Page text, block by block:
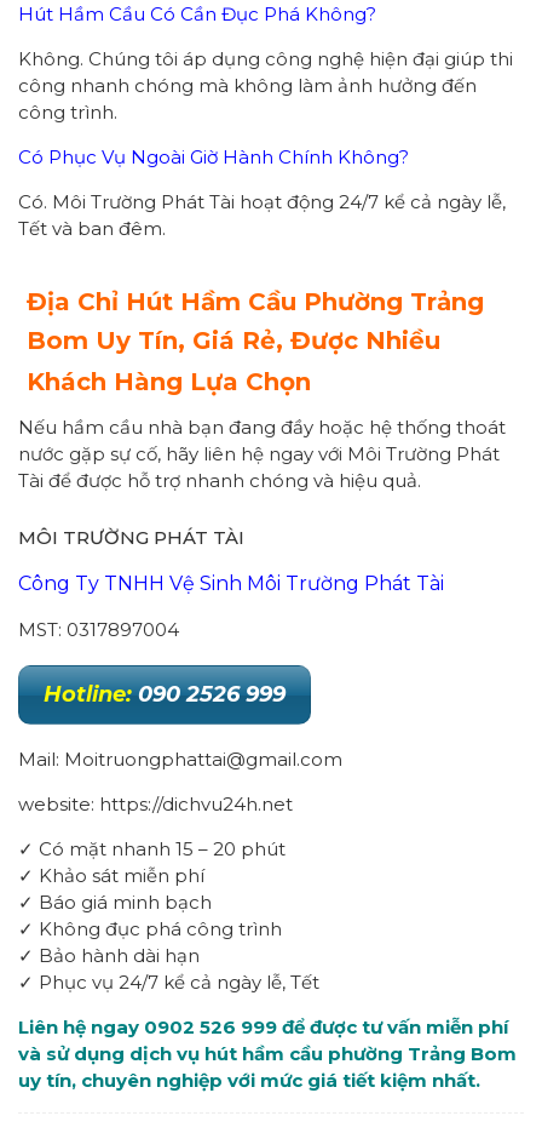
Hút Hầm Cầu Có Cần Đục Phá Không?
Không. Chúng tôi áp dụng công nghệ hiện đại giúp thi
công nhanh chóng mà không làm ảnh hưởng đến
công trình.
Có Phục Vụ Ngoài Giờ Hành Chính Không?
Có. Môi Trường Phát Tài hoạt động 24/7 kể cả ngày lễ,
Tết và ban đêm.
Địa Chỉ Hút Hầm Cầu Phường Trảng
Bom Uy Tín, Giá Rẻ, Được Nhiều
Khách Hàng Lựa Chọn
Nếu hầm cầu nhà bạn đang đầy hoặc hệ thống thoát
nước gặp sự cố, hãy liên hệ ngay với Môi Trường Phát
Tài để được hỗ trợ nhanh chóng và hiệu quả.
MÔI TRƯỜNG PHÁT TÀI
Công Ty TNHH Vệ Sinh Môi Trường Phát Tài
MST: 0317897004
Hotline: 090 2526 999
Mail: Moitruongphattai@gmail.com
website: https://dichvu24h.net
✓ Có mặt nhanh 15 – 20 phút
✓ Khảo sát miễn phí
✓ Báo giá minh bạch
✓ Không đục phá công trình
✓ Bảo hành dài hạn
✓ Phục vụ 24/7 kể cả ngày lễ, Tết
Liên hệ ngay 0902 526 999 để được tư vấn miễn phí
và sử dụng dịch vụ hút hầm cầu phường Trảng Bom
uy tín, chuyên nghiệp với mức giá tiết kiệm nhất.